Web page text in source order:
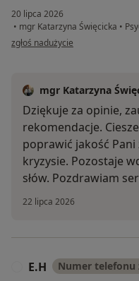
20 lipca 2026
• mgr Katarzyna Święcicka •
w opinii użytkownika Julia
zgłoś nadużycie
mgr Katarzyna
Dziękuje za opinie,
rekomendacje.
poprawić jakość
kryzysie. Pozostaje
słów. Pozdrawiam
22 lipca 2026
E.H Numer